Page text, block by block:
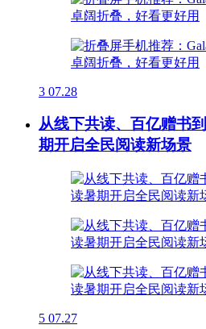
3 07.28
从线下共读、百亿赠书
期开启全民阅读新场景
5 07.27